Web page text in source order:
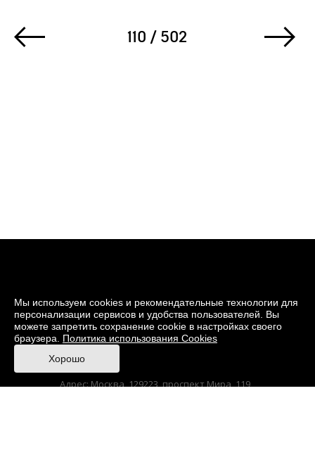
110 / 502
© 2026 Музей кино
При поддержке Министерства культуры РФ
Адрес: Москва, 129223, проспект Мира, 119,
Мы используем cookies и рекомендательные технологии для
персонализации сервисов и удобства пользователей. Вы
можете запретить сохранение cookie в настройках своего
браузера. Политика использования Cookies
Хорошо